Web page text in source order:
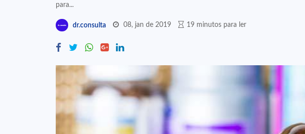
para...
dr.consulta 08, jan de 2019 19 minutos para ler